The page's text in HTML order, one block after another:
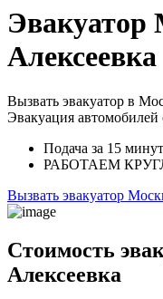
Эвакуатор
Алексеевка
Вызвать эвакуатор в
Эвакуация автомобилей
Подача за 15 минут
РАБОТАЕМ
Вызвать эвакуатор
Стоимость
Алексеевка